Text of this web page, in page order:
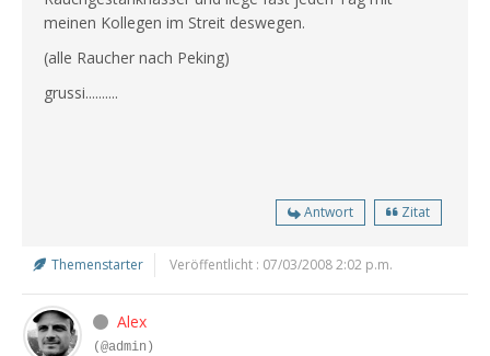
meinen Kollegen im Streit deswegen.
(alle Raucher nach Peking)
grussi..........
Antwort Zitat
Themenstarter Veröffentlicht : 07/03/2008 2:02 p.m.
Alex
(@admin)